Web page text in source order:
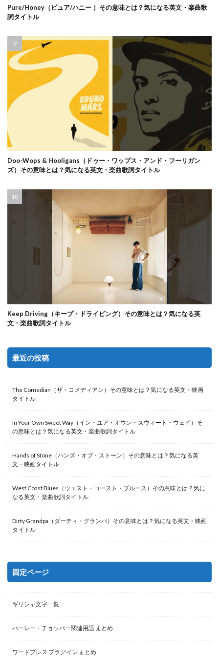
Pure/Honey（ピュア/ハニー ）その意味とは？気になる英文・楽曲歌
詞タイトル
Doo-Wops & Hooligans（ドゥー・ワップス・アンド・フーリガン
ズ）その意味とは？気になる英文・楽曲歌詞タイトル
Keep Driving（キープ・ドライビング）その意味とは？気になる英
文・楽曲歌詞タイトル
最近の投稿
The Comedian（ザ・コメディアン）その意味とは？気になる英文・映画
タイトル
In Your Own Sweet Way（イン・ユア・オウン・スウィート・ウェイ）そ
の意味とは？気になる英文・楽曲歌詞タイトル
Hands of Stone（ハンズ・オブ・ストーン）その意味とは？気になる英
文・映画タイトル
West Coast Blues（ウエスト・コースト・ブルース）その意味とは？気に
なる英文・楽曲歌詞タイトル
Dirty Grandpa（ダーティ・グランパ）その意味とは？気になる英文・映画
タイトル
固定ページ
ギリシャ文字一覧
ハーレー・チョッパー関連用語 まとめ
ワードプレス プラグイン まとめ